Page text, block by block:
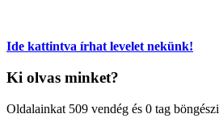
Ide kattintva írhat levelet nekünk!
Ki olvas minket?
Oldalainkat 509 vendég és 0 tag böngészi